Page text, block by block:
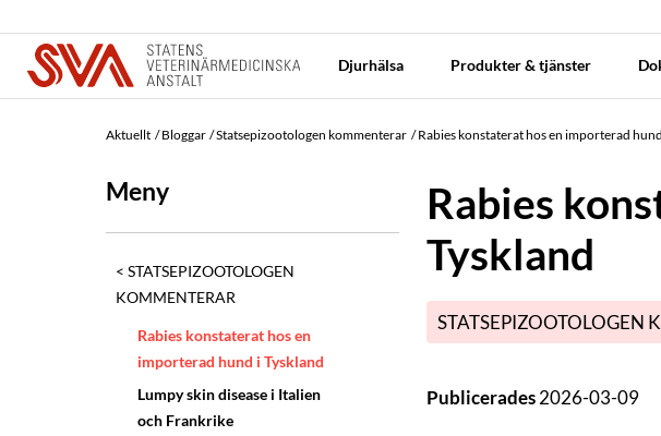
Djurhälsa Produkter & tjänster
Aktuellt Bloggar Statsepizootologen kommenterar Rabies konstaterat hos en importerad
Meny
STATSEPIZOOTOLOGEN
KOMMENTERAR
Rabies konstaterat hos en
importerad hund i Tyskland
Lumpy skin disease i Italien
och Frankrike
Rabies
Tyskland
STATSEPIZOOTOLOGEN
Publicerades2026-03-09